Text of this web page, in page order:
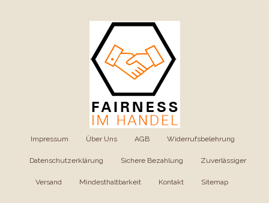
Impressum Über Uns AGB Widerrufsbelehrung
Datenschutzerklärung Sichere Bezahlung Zuverlässiger
Versand Mindesthaltbarkeit Kontakt Sitemap